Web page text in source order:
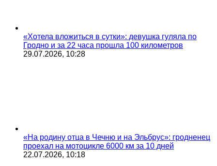
«Хотела вложиться в сутки»: девушка гуляла по
Гродно и за 22 часа прошла 100 километров
29.07.2026, 10:28
«На родину отца в Чечню и на Эльбрус»: гродненец
проехал на мотоцикле 6000 км за 10 дней
22.07.2026, 10:18